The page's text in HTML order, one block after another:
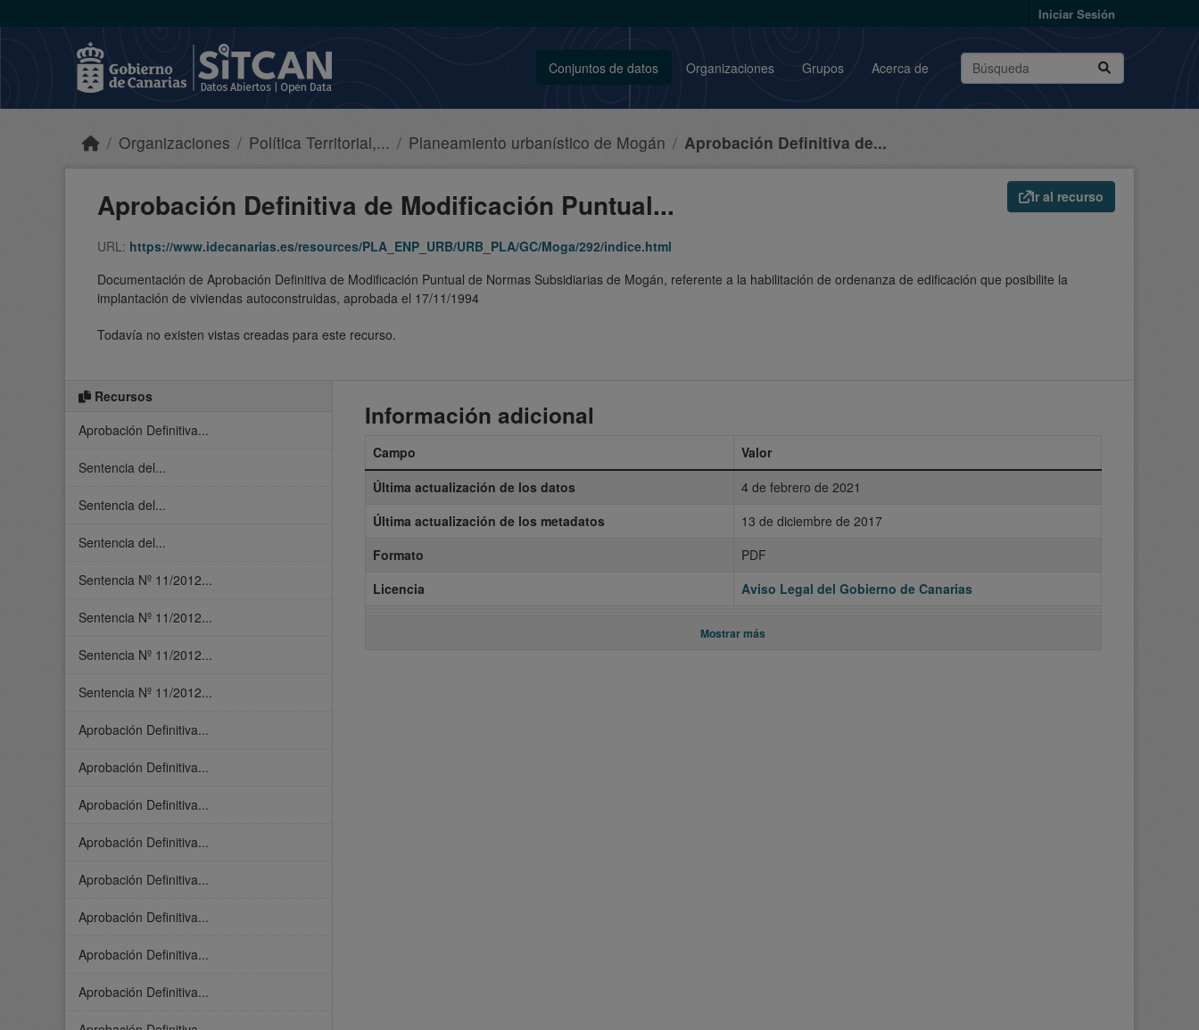
Iniciar Sesión
Conjuntos de datos Organizaciones Grupos Acerca de
Organizaciones Política Territorial,... Planeamiento urbanístico de Mogán Aprobación Definitiva de...
Ir al recurso
Aprobación Definitiva de Modificación Puntual...
URL: https://www.idecanarias.es/resources/PLA_ENP_URB/URB_PLA/GC/Moga/292/indice.html
Documentación de Aprobación Definitiva de Modificación Puntual de Normas Subsidiarias de Mogán, referente a la habilitación de ordenanza de edificación que posibilite la
implantación de viviendas autoconstruidas, aprobada el 17/11/1994
Todavía no existen vistas creadas para este recurso.
Recursos
Aprobación Definitiva...
Sentencia del...
Sentencia del...
Sentencia del...
Sentencia Nº 11/2012...
Sentencia Nº 11/2012...
Sentencia Nº 11/2012...
Sentencia Nº 11/2012...
Aprobación Definitiva...
Aprobación Definitiva...
Aprobación Definitiva...
Aprobación Definitiva...
Aprobación Definitiva...
Aprobación Definitiva...
Aprobación Definitiva...
Aprobación Definitiva...
Información adicional
Campo
Valor
Última actualización de los datos
4 de febrero de 2021
Última actualización de los metadatos
13 de diciembre de 2017
Formato
PDF
Licencia
Aviso Legal del Gobierno de Canarias
Mostrar más